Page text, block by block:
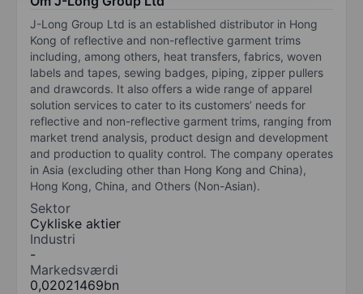
J-Long Group Ltd is an established distributor in Hong
Kong of reflective and non-reflective garment trims
including, among others, heat transfers, fabrics, woven
labels and tapes, sewing badges, piping, zipper pullers
and drawcords. It also offers a wide range of apparel
solution services to cater to its customers’ needs for
reflective and non-reflective garment trims, ranging from
market trend analysis, product design and development
and production to quality control. The company operates
in Asia (excluding other than Hong Kong and China),
Hong Kong, China, and Others (Non-Asian).
Sektor
Cykliske aktier
Industri
-
Markedsværdi
0,02021469bn